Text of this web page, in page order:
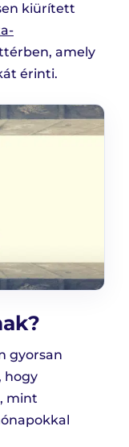
kiürített
amely
érinti.
gyorsan
hogy
mint